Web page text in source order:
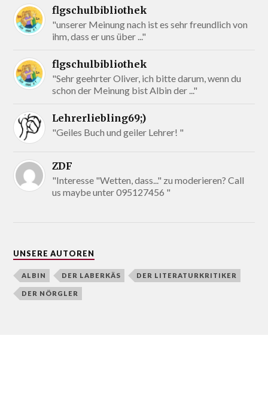
flgschulbibliothek
"unserer Meinung nach ist es sehr freundlich von
ihm, dass er uns über ..."
flgschulbibliothek
"Sehr geehrter Oliver, ich bitte darum, wenn du
schon der Meinung bist Albin der ..."
Lehrerliebling69;)
"Geiles Buch und geiler Lehrer! "
ZDF
"Interesse "Wetten, dass..." zu moderieren? Call
us maybe unter 095127456 "
UNSERE AUTOREN
ALBIN DER LABERKÄS DER LITERATURKRITIKER
DER NÖRGLER